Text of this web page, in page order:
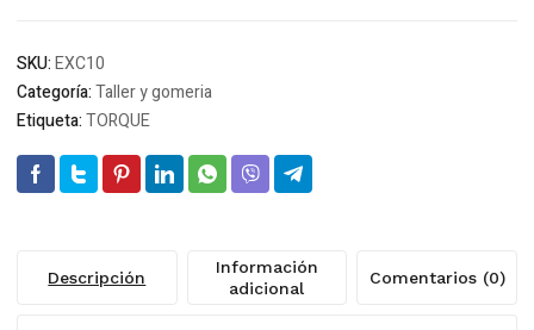
SKU:EXC10
Categoría:Taller y gomeria
Etiqueta:TORQUE
Descripción
Información
adicional
Comentarios (0)